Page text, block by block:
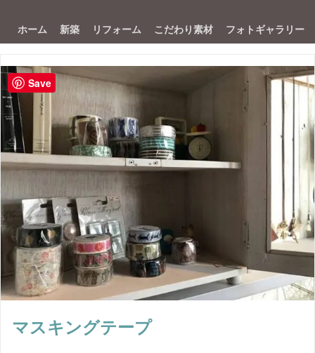
ホーム 新築 リフォーム こだわり素材 フォトギャラリー
マスキングテープ
Save